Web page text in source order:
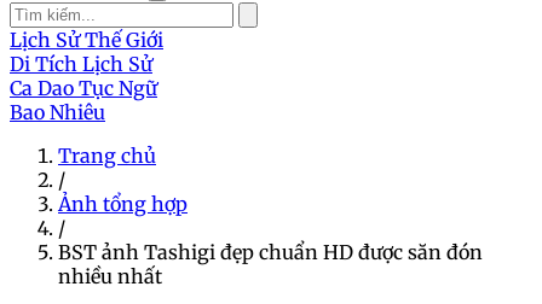
Lịch Sử Thế Giới
Di Tích Lịch Sử
Ca Dao Tục Ngữ
Bao Nhiêu
Trang chủ
/
Ảnh tổng hợp
/
BST ảnh Tashigi đẹp chuẩn HD được săn đón
nhiều nhất